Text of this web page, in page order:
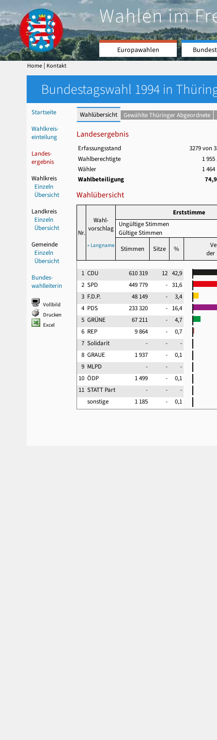
Wahlen im
Europawahlen
Home | Kontakt
Bundestagswahl 1994 in
Startseite
Wahlkreis-
einteilung
Landes-
ergebnis
Wahlkreis
Einzeln
Übersicht
Landkreis
Einzeln
Übersicht
Gemeinde
Einzeln
Übersicht
Bundes-
wahlleiterin
Vollbild
Drucken
Excel
Wahlübersicht Gewählte Thüringer Abgeordnete
Landesergebnis
Erfassungsstand
3279 von
Wahlberechtigte
1 955
Wähler
1 464
Wahlbeteiligung
Wahlübersicht
Nr.
Wahl-
vorschlag
» Langname
Erststimme
Ungültige Stimmen
Gültige Stimmen
Stimmen
Sitze %
der
1 CDU 610 319 12 42,9
2 SPD 449 779 - 31,6
3 F.D.P. 48 149 -
3,4
4 PDS 233 320 - 16,4
5 GRÜNE 67 211 -
4,7
6 REP 9 864 -
0,7
7 Solidarit - -
-
8 GRAUE 1 937 -
0,1
9 MLPD - -
-
10 ÖDP 1 499 -
0,1
11 STATT Part - -
-
sonstige
1 185 - 0,1